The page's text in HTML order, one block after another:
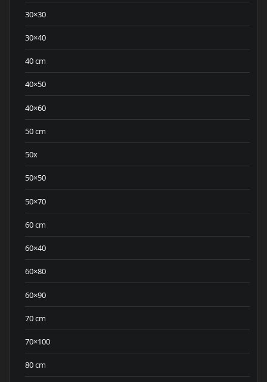
30×30
30×40
40 cm
40×50
40×60
50 cm
50x
50×50
50×70
60 cm
60×40
60×80
60×90
70 cm
70×100
80 cm